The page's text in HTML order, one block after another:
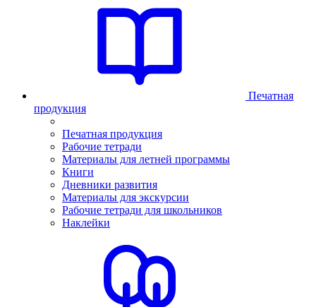
Печатная
продукция
Печатная продукция
Рабочие тетради
Материалы для летней программы
Книги
Дневники развития
Материалы для экскурсии
Рабочие тетради для школьников
Наклейки